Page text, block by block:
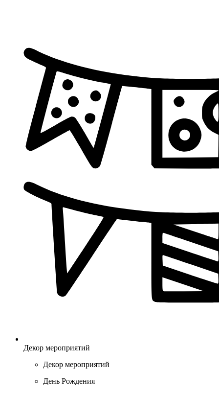
Декор мероприятий
Декор мероприятий
День Рождения